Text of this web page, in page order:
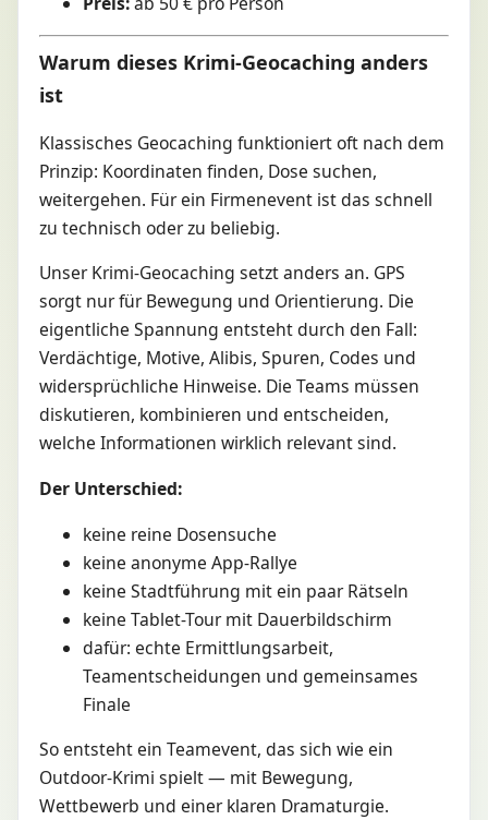
Warum dieses Krimi-Geocaching anders
ist
Klassisches Geocaching funktioniert oft nach dem
Prinzip: Koordinaten finden, Dose suchen,
weitergehen. Für ein Firmenevent ist das schnell
zu technisch oder zu beliebig.
Unser Krimi-Geocaching setzt anders an. GPS
sorgt nur für Bewegung und Orientierung. Die
eigentliche Spannung entsteht durch den Fall:
Verdächtige, Motive, Alibis, Spuren, Codes und
widersprüchliche Hinweise. Die Teams müssen
diskutieren, kombinieren und entscheiden,
welche Informationen wirklich relevant sind.
Der Unterschied:
keine reine Dosensuche
keine anonyme App-Rallye
keine Stadtführung mit ein paar Rätseln
keine Tablet-Tour mit Dauerbildschirm
dafür: echte Ermittlungsarbeit,
Teamentscheidungen und gemeinsames
Finale
So entsteht ein Teamevent, das sich wie ein
Outdoor-Krimi spielt — mit Bewegung,
Wettbewerb und einer klaren Dramaturgie.